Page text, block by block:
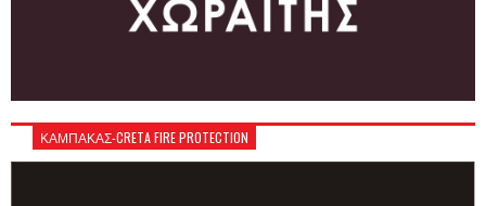
ΚΑΜΠΑΚΑΣ-CRETA FIRE PROTECTION